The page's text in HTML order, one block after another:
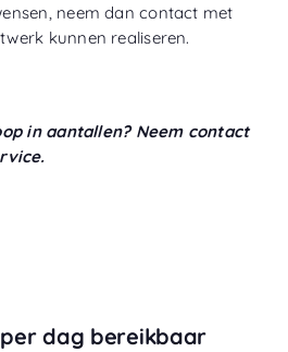
neem dan contact met
kunnen realiseren.
in aantallen? Neem contact
dag bereikbaar